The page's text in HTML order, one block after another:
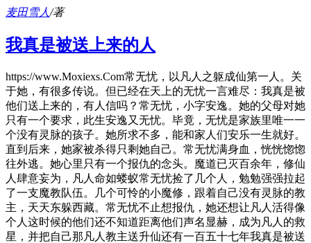
麦田雪人/著
我真是被送上来的人
https://www.Moxiexs.Com常无忧，以凡人之躯成仙第一人。关
于她，有很多传说。但已经在天上的无忧一言难尽：我真是被
他们送上来的，有人信吗？常无忧，小字安逸。她的父母对她
只有一个要求，此生安逸又无忧。毕竟，无忧是家族里唯一一
个没有灵脉的孩子。她所求不多，能和家人们安乐一生就好。
直到后来，她家被杀得只剩她自己。常无忧满身血，恍恍惚惚
往外逃。她心里只有一个报仇的念头。魔道已灭百余年，修仙
人肆意妄为，凡人命如蝼蚁常无忧捡了几个人，勉勉强强拉起
了一支魔教队伍。几个可怜的小魔修，跟着自己没有灵脉的教
主，天天东躲西藏。常无忧不止想报仇，她还想让凡人活得像
个人这时候的他们还不知道距离他们声名显赫，成为凡人的救
星，并把自己那凡人教主送升仙还有一百五十七年我真是被送